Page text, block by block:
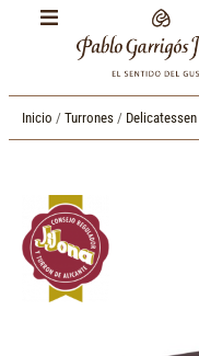
Inicio / Turrones / Delicatessen